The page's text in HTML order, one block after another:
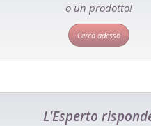
o un prodotto!
Cerca adesso
L'Esperto